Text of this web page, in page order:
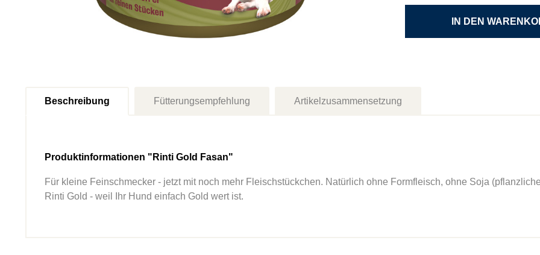
Beschreibung Fütterungsempfehlung Artikelzusammensetzung
Produktinformationen "Rinti Gold Fasan"
Für kleine Feinschmecker - jetzt mit noch mehr Fleischstückchen. Natürlich ohne Formfleisch, ohne Soja
Rinti Gold - weil Ihr Hund einfach Gold wert ist.